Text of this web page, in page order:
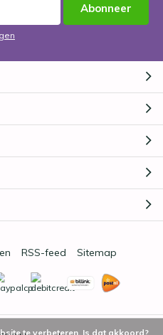
Abonneer
RSS-feed Sitemap
te verbeteren. Is dat akkoord?